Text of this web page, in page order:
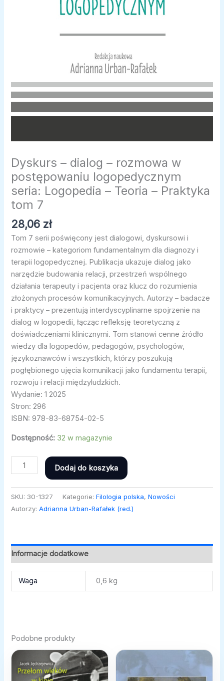
Dyskurs – dialog – rozmowa w
postępowaniu logopedycznym
seria: Logopedia – Teoria – Praktyka
tom 7
28,06 zł
Tom 7 serii poświęcony jest dialogowi, dyskursowi i
rozmowie – kategoriom fundamentalnym dla diagnozy i
terapii logopedycznej. Publikacja ukazuje dialog jako
narzędzie budowania relacji, przestrzeń wspólnego
działania terapeuty i pacjenta oraz klucz do rozumienia
złożonych procesów komunikacyjnych. Autorzy – badacze
i praktycy – prezentują interdyscyplinarne spojrzenie na
dialog w logopedii, łącząc refleksję teoretyczną z
doświadczeniami klinicznymi. Tom stanowi cenne źródło
wiedzy dla logopedów, pedagogów, psychologów,
językoznawców i wszystkich, którzy poszukują
pogłębionego ujęcia komunikacji jako fundamentu terapii,
rozwoju i relacji międzyludzkich.
Wydanie: 1 2025
Stron: 296
ISBN: 978-83-68754-02-5
Dostępność: 32 w magazynie
Dodaj do koszyka
SKU: 30-1327 Kategorie:Filologia polska,Nowości
Autorzy:Adrianna Urban-Rafałek (red.)
Informacje dodatkowe
Waga 0,6 kg
Podobne produkty